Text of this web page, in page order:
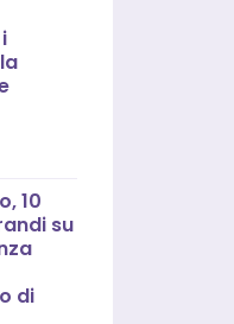
10
su
di